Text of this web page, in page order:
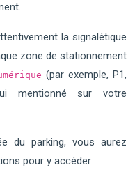
la signalétique
zone de stationnement
(par exemple, P1,
mentionné sur votre
du parking, vous aurez
pour y accéder :